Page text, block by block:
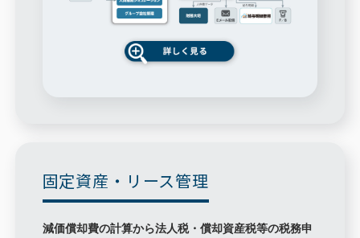
固定資産・リース管理
減価償却費の計算から法人税・償却資産税等の税務申